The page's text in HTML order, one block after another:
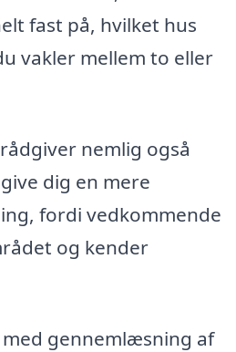
fast på, hvilket hus
vakler mellem to eller
nemlig også
dig en mere
fordi vedkommende
og kender
gennemlæsning af